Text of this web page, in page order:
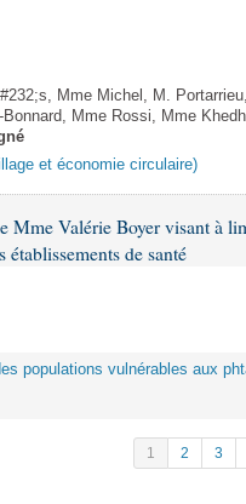
Mme Michel, M.
Mme Rossi, Mme
et économie circulaire)
Mme Valérie Boyer visant à
de santé
populations vulnérables aux
1 2 3